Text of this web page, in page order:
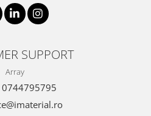
SUPPORT
Array